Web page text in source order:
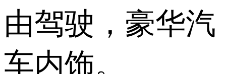
由驾驶，豪华汽
车内饰。